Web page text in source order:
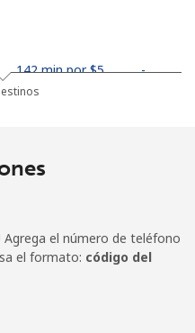
142 min por ⁦$5⁩ -
15 min por ⁦$5⁩ -
Agrega el número de teléfono
el formato: código del